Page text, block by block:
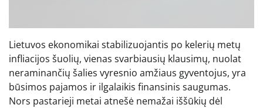
Lietuvos ekonomikai stabilizuojantis po kelerių metų
infliacijos šuolių, vienas svarbiausių klausimų, nuolat
neraminančių šalies vyresnio amžiaus gyventojus, yra
būsimos pajamos ir ilgalaikis finansinis saugumas.
Nors pastarieji metai atnešė nemažai iššūkių dėl